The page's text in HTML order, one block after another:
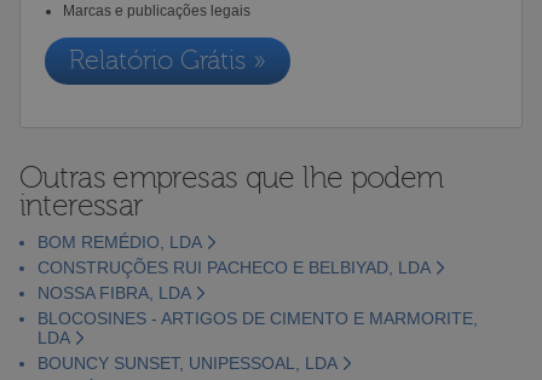
Marcas e publicações legais
Relatório Grátis »
Outras empresas que lhe podem
interessar
BOM REMÉDIO, LDA
CONSTRUÇÕES RUI PACHECO E BELBIYAD, LDA
NOSSA FIBRA, LDA
BLOCOSINES - ARTIGOS DE CIMENTO E MARMORITE,
LDA
BOUNCY SUNSET, UNIPESSOAL, LDA